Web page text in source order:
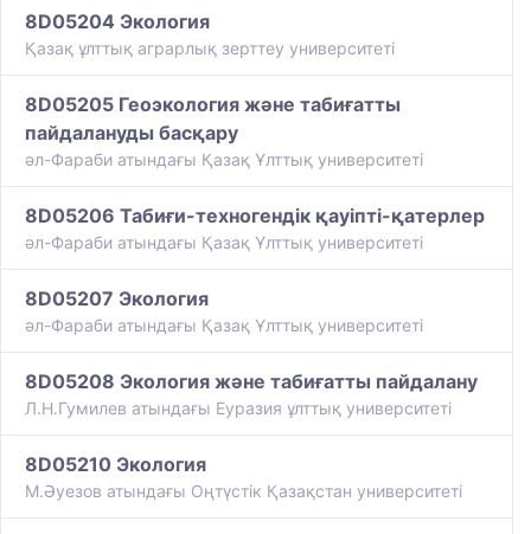
8D05204 Экология
Қазақ ұлттық аграрлық зерттеу университеті
8D05205 Геоэкология және табиғатты
пайдалануды басқару
әл-Фараби атындағы Қазақ Ұлттық университеті
8D05206 Табиғи-техногендік қауіпті-қатерлер
әл-Фараби атындағы Қазақ Ұлттық университеті
8D05207 Экология
әл-Фараби атындағы Қазақ Ұлттық университеті
8D05208 Экология және табиғатты пайдалану
Л.Н.Гумилев атындағы Еуразия ұлттық университеті
8D05210 Экология
М.Әуезов атындағы Оңтүстік Қазақстан университеті